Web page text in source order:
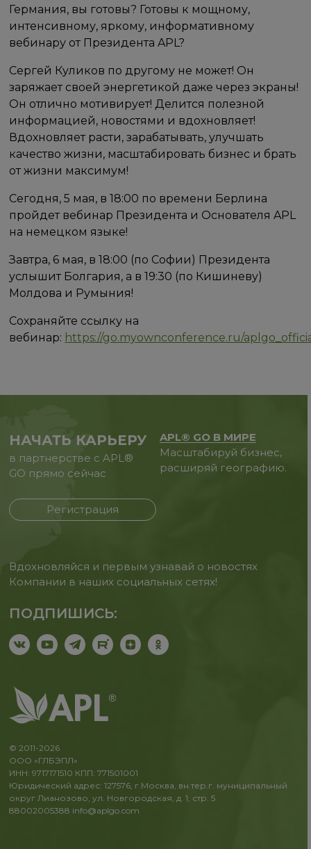
Германия, вы готовы? Готовы к мощному,
интенсивному, яркому, информативному
вебинару от Президента APL?
Сергей Куликов по другому не может! Он
заряжает своей энергетикой даже через экраны!
Он отлично мотивирует! Делится полезной
информацией, новостями и вдохновляет!
Вдохновляет расти, зарабатывать, улучшать
качество жизни, масштабировать бизнес и брать
от жизни максимум!
Сегодня, 5 мая, в 18:00 по времени Берлина
пройдет вебинар Президента и Основателя APL
на немецком языке!
Завтра, 6 мая, в 18:00 (по Софии) Президента
услышит Болгария, а в 19:30 (по Кишиневу)
Молдова и Румыния!
Сохраняйте ссылку на
вебинар: https://go.myownconference.ru/
НАЧАТЬ КАРЬЕРУ
в партнерстве с APL®
GO прямо сейчас
Регистрация
APL® GO В МИРЕ
Масштабируй бизнес,
расширяй географию.
Вдохновляйся и первым узнавай о новостях
Компании в наших социальных сетях!
ПОДПИШИСЬ:
© 2011-2026
ООО «ГЛБЭПЛ»
ИНН: 9717171510 КПП: 771501001
Юридический адрес: 127576, г.Москва, вн.тер.г. муниципальный
округ Лианозово, ул. Новгородская, д. 1, стр. 5
88002005388 info@aplgo.com